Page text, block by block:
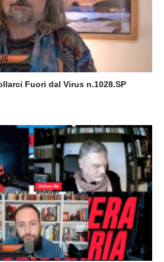
Fuori dal Virus n.1028.SP